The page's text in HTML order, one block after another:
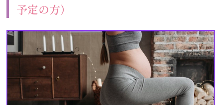
予定の方）